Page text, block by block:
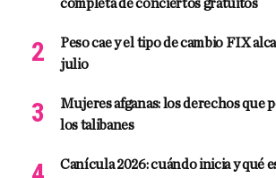
completa de conciertos gratuitos
Peso cae y el tipo de cambio FIX
julio
Mujeres afganas: los derechos que
los talibanes
Canícula 2026: cuándo inicia y qué